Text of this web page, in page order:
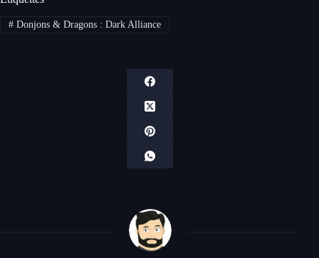
#Donjons & Dragons : Dark Alliance